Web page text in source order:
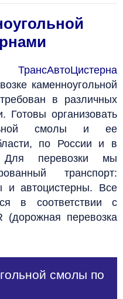
ТрансАвтоЦистерна
каменноугольной
в различных
Готовы организовать
смолы и ее
по России и в
перевозки мы
транспорт:
и автоцистерны. Все
в соответствии с
перевозка
смолы по